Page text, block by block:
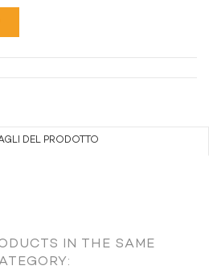
DEL PRODOTTO
commerciali.IN THE SAME